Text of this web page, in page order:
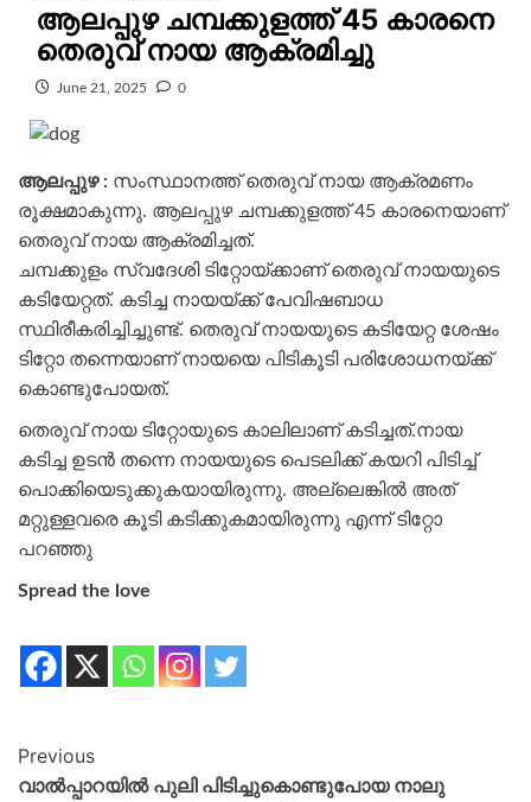
ആലപ്പുഴ ചമ്പക്കുളത്ത് 45 കാരനെ
തെരുവ് നായ ആക്രമിച്ചു
June 21, 2025 0
ആലപ്പുഴ : സംസ്ഥാനത്ത് തെരുവ് നായ ആക്രമണം
രൂക്ഷമാകുന്നു. ആലപ്പുഴ ചമ്പക്കുളത്ത് 45 കാരനെയാണ്
തെരുവ് നായ ആക്രമിച്ചത്.
ചമ്പക്കുളം സ്വദേശി ടിറ്റോയ്ക്കാണ് തെരുവ് നായയുടെ
കടിയേറ്റത്. കടിച്ച നായയ്ക്ക് പേവിഷബാധ
സ്ഥിരീകരിച്ചിച്ചുണ്ട്. തെരുവ് നായയുടെ കടിയേറ്റ ശേഷം
ടിറ്റോ തന്നെയാണ് നായയെ പിടികൂടി പരിശോധനയ്ക്ക്
കൊണ്ടുപോയത്.
തെരുവ് നായ ടിറ്റോയുടെ കാലിലാണ് കടിച്ചത്.നായ
കടിച്ച ഉടന്‍ തന്നെ നായയുടെ പെടലിക്ക് കയറി പിടിച്ച്
പൊക്കിയെടുക്കുകയായിരുന്നു. അല്ലെങ്കില്‍ അത്
മറ്റുള്ളവരെ കൂടി കടിക്കുകമായിരുന്നു എന്ന് ടിറ്റോ
പറഞ്ഞു
Spread the love
Previous
വാൽപ്പാറയിൽ പുലി പിടിച്ചുകൊണ്ടുപോയ നാലു